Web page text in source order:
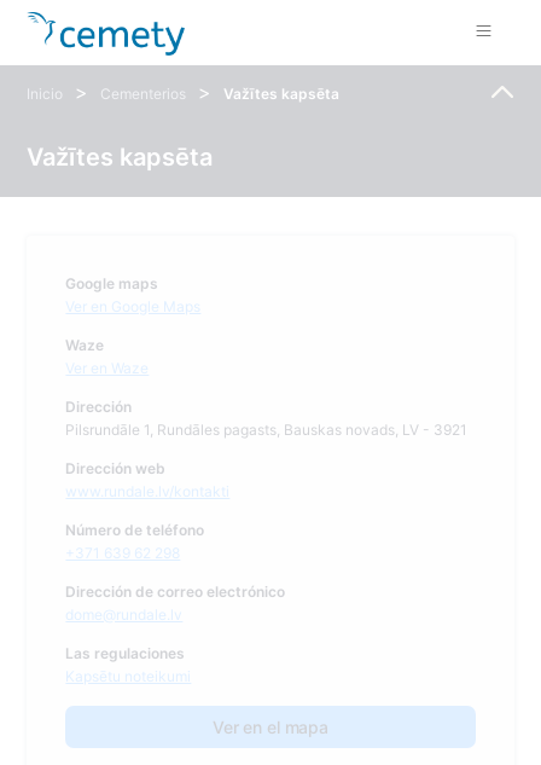
Inicio > Cementerios > Važītes kapsēta
Važītes kapsēta
Google maps
Ver en Google Maps
Waze
Ver en Waze
Dirección
Pilsrundāle 1, Rundāles pagasts, Bauskas novads, LV - 3921
Dirección web
www.rundale.lv/kontakti
Número de teléfono
+371 639 62 298
Dirección de correo electrónico
dome@rundale.lv
Las regulaciones
Kapsētu noteikumi
Ver en el mapa